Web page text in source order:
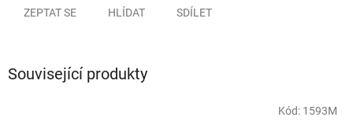
ZEPTAT SE HLÍDAT SDÍLET
Související produkty
Kód: 1593M